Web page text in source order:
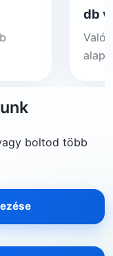
db
boltod több